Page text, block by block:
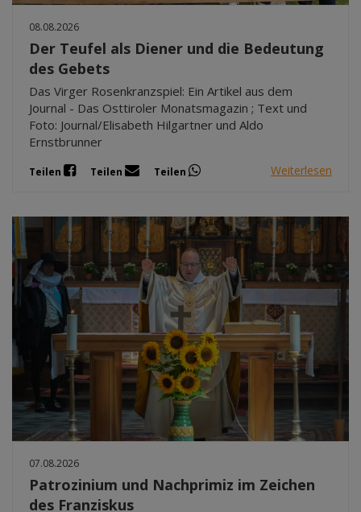
08.08.2026
Der Teufel als Diener und die Bedeutung
des Gebets
Das Virger Rosenkranzspiel: Ein Artikel aus dem
Journal - Das Osttiroler Monatsmagazin ; Text und
Foto: Journal/Elisabeth Hilgartner und Aldo
Ernstbrunner
Teilen Teilen Teilen Weiterlesen
07.08.2026
Patrozinium und Nachprimiz im Zeichen
des Franziskus